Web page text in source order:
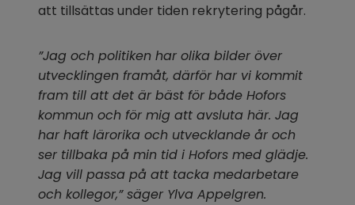
att tillsättas under tiden rekrytering pågår.
”Jag och politiken har olika bilder över
utvecklingen framåt, därför har vi kommit
fram till att det är bäst för både Hofors
kommun och för mig att avsluta här. Jag
har haft lärorika och utvecklande år och
ser tillbaka på min tid i Hofors med glädje.
Jag vill passa på att tacka medarbetare
och kollegor,” säger Ylva Appelgren.